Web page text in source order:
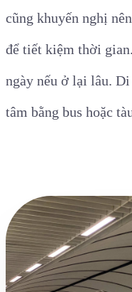
cũng khuyến nghị
để tiết kiệm thời
ngày nếu ở lại lâu.
tâm bằng bus hoặc